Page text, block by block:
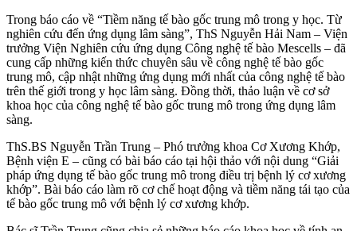
Trong báo cáo về “Tiềm năng tế bào gốc trung mô trong y học. Từ
nghiên cứu đến ứng dụng lâm sàng”, ThS Nguyễn Hải Nam – Viện
trưởng Viện Nghiên cứu ứng dụng Công nghệ tế bào Mescells – đã
cung cấp những kiến thức chuyên sâu về công nghệ tế bào gốc
trung mô, cập nhật những ứng dụng mới nhất của công nghệ tế bào
trên thế giới trong y học lâm sàng. Đồng thời, thảo luận về cơ sở
khoa học của công nghệ tế bào gốc trung mô trong ứng dụng lâm
sàng.
ThS.BS Nguyễn Trần Trung – Phó trưởng khoa Cơ Xương Khớp,
Bệnh viện E – cũng có bài báo cáo tại hội thảo với nội dung “Giải
pháp ứng dụng tế bào gốc trung mô trong điều trị bệnh lý cơ xương
khớp”. Bài báo cáo làm rõ cơ chế hoạt động và tiềm năng tái tạo của
tế bào gốc trung mô với bệnh lý cơ xương khớp.